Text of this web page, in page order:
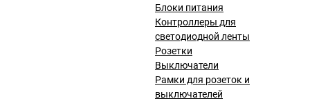
Блоки питания
Контроллеры для
светодиодной ленты
Розетки
Выключатели
Рамки для розеток и
выключателей